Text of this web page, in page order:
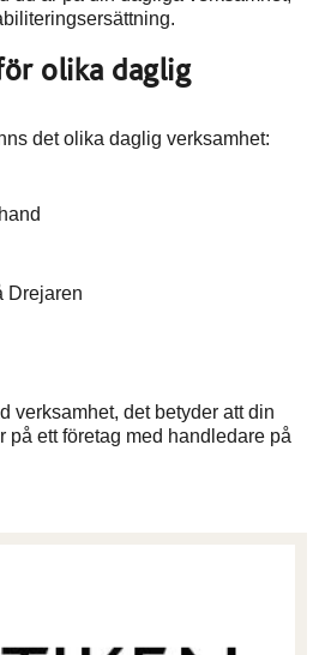
olika daglig
det olika daglig verksamhet:
Drejaren
verksamhet, det betyder att din
på ett företag med handledare på